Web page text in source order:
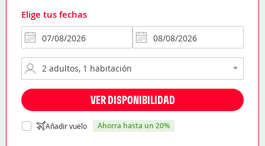
Elige tus fechas
VER DISPONIBILIDAD
Añadir vuelo ahorra hasta un 20%